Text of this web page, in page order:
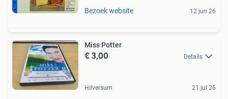
Bezoek website 12 jun 26
Miss Potter
€ 3,00 Details
Hilversum 21 jul 26